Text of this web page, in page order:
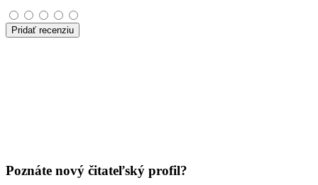
Pridať recenziu
Poznáte nový čitateľský profil?